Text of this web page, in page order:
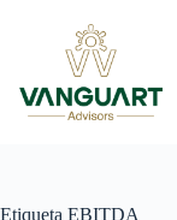
Etiqueta EBITDA